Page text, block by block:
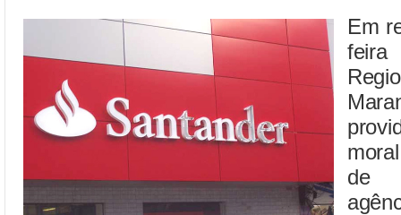
Em
de